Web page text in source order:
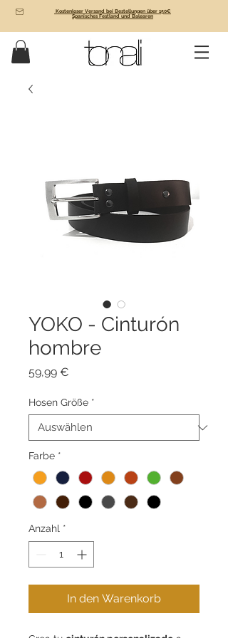
Kostenloser Versand bei Bestellungen über 150€
Spanisches Festland und Balearen
YOKO - Cinturón
hombre
59,99 €
Hosen Größe *
Farbe *
Anzahl *
In den Warenkorb